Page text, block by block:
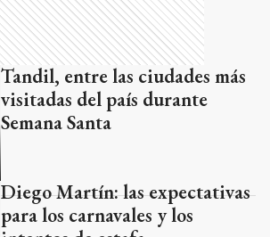
Tandil, entre las ciudades más
visitadas del país durante
Semana Santa
Diego Martín: las expectativas
para los carnavales y los